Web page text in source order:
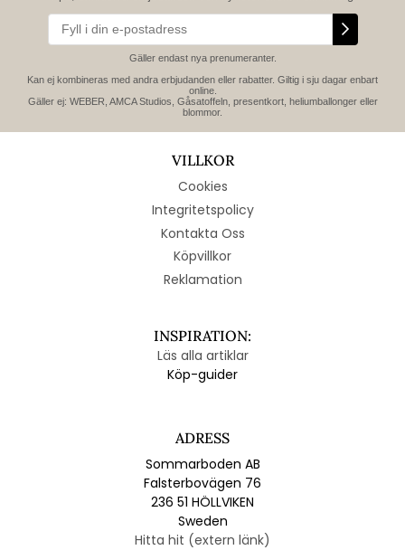
Gäller endast nya prenumeranter.
Kan ej kombineras med andra erbjudanden eller rabatter. Giltig i sju dagar enbart
online.
Gäller ej: WEBER, AMCA Studios, Gåsatoffeln, presentkort, heliumballonger eller
blommor.
VILLKOR
Cookies
Integritetspolicy
Kontakta Oss
Köpvillkor
Reklamation
INSPIRATION:
Läs alla artiklar
Köp-guider
ADRESS
Sommarboden AB
Falsterbovägen 76
236 51 HÖLLVIKEN
Sweden
Hitta hit (extern länk)